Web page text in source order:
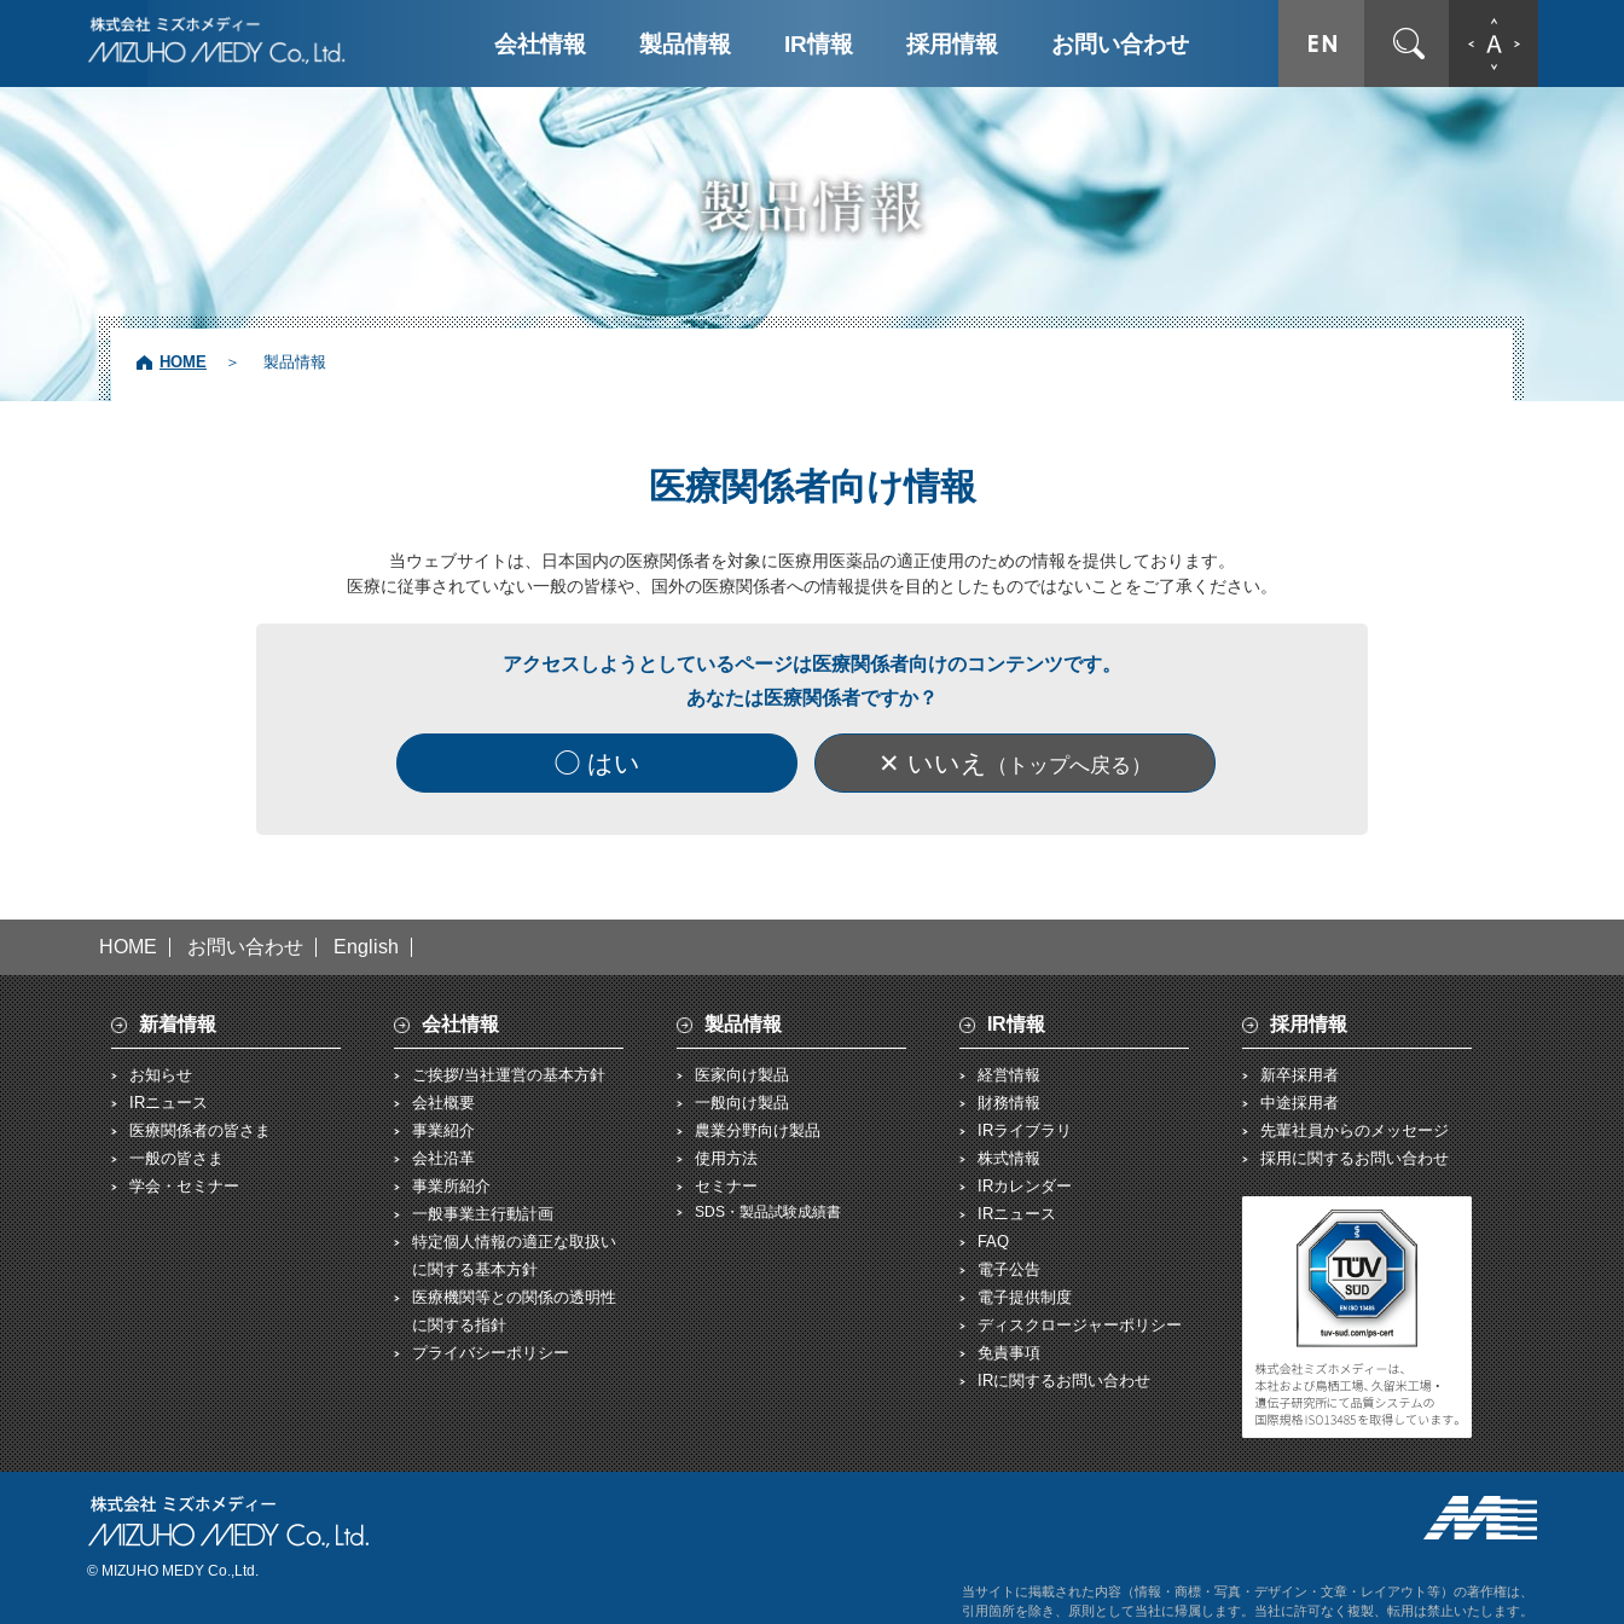
会社情報 製品情報 IR情報 採用情報 お問い合わせ
サイト内検索
HOME 製品情報
医療関係者向け情報
当ウェブサイトは、日本国内の医療関係者を対象に医療用医薬品の適正使用のための情報を提供しております。
医療に従事されていない一般の皆様や、国外の医療関係者への情報提供を目的としたものではないことをご了承ください。
アクセスしようとしているページは医療関係者向けのコンテンツです。
あなたは医療関係者ですか？
◯ はい ✕ いいえ （トップへ戻る）
HOME お問い合わせ English
新着情報
お知らせ
IRニュース
医療関係者の皆さま
一般の皆さま
学会・セミナー
会社情報
ご挨拶/当社運営の基本方針
会社概要
事業紹介
会社沿革
事業所紹介
一般事業主行動計画
特定個人情報の適正な取扱い
に関する基本方針
医療機関等との関係の透明性
に関する指針
プライバシーポリシー
製品情報
医家向け製品
一般向け製品
農業分野向け製品
使用方法
セミナー
SDS・製品試験成績書
IR情報
経営情報
財務情報
IRライブラリ
株式情報
IRカレンダー
IRニュース
FAQ
電子公告
電子提供制度
ディスクロージャーポリシー
免責事項
IRに関するお問い合わせ
採用情報
新卒採用者
中途採用者
先輩社員からのメッセージ
採用に関するお問い合わせ
© MIZUHO MEDY Co.,Ltd.
当サイトに掲載された内容（情報・商標・写真・デザイン・文章・レイアウト等）の著作権は、
引用箇所を除き、原則として当社に帰属します。当社に許可なく複製、転用は禁止いたします。